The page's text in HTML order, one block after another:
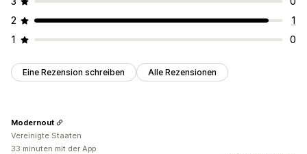
2
1
1
0
Eine Rezension schreiben Alle Rezensionen
Modernout
Vereinigte Staaten
33 minuten mit der App